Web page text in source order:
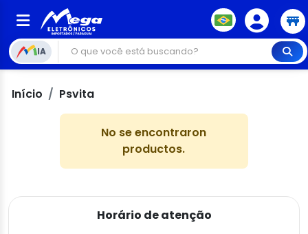
IA
Início Psvita
No se encontraron
productos.
Horário de atenção